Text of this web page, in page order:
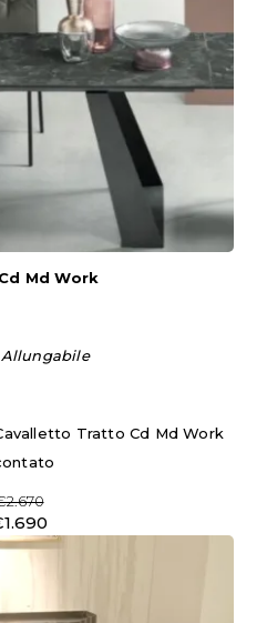
Md Work
Allungabile
Tratto Cd Md Work